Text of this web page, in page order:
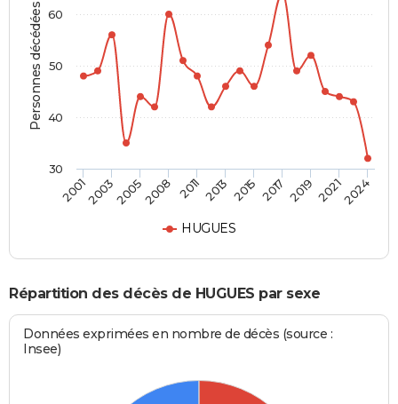
Personnes décédées
HUGUES
2001200320052008 2011 2013 2015 2017 2019 20212024
30
40
50
60
Répartition des décès de HUGUES par sexe
Données exprimées en nombre de décès (source :
Insee)